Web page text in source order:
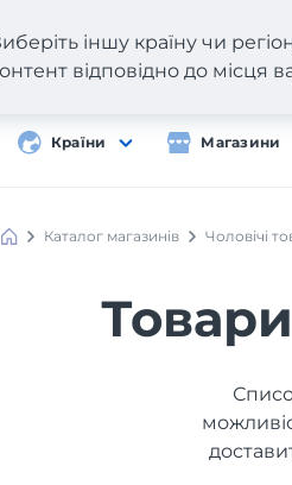
Країни Магазини
іншу країну чи
відповідно до місця
Каталог магазинів Чоловічі